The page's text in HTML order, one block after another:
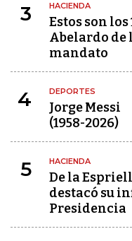
3 HACIENDA
Estos son
Abelardo de
mandato
4 DEPORTES
Jorge Messi
(1958-2026)
5 HACIENDA
De la
destacó su
Presidencia